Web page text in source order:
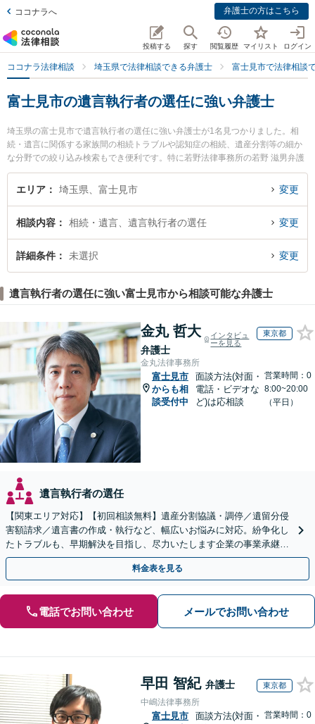
ココナラへ 弁護士の方はこちら
投稿する 探す 閲覧履歴 マイリスト ログイン
ココナラ法律相談 埼玉県で法律相談できる弁護士 富士見市で法律相談
富士見市の遺言執行者の選任に強い弁護士
埼玉県の富士見市で遺言執行者の選任に強い弁護士が1名見つかりました。相
続・遺言に関係する家族間の相続トラブルや認知症の相続、遺産分割等の細か
な分野での絞り込み検索もでき便利です。特に若野法律事務所の若野 滋男弁護
士のプロフィール情報や弁護士費用、強みなどが注目されています。『富士見
市で土日や夜間に発生した遺言執行者の選任のトラブルを今すぐに弁護士に相
弁護士に相談予約したい』などでお困りの相談者さんにおすすめです。
エリア 埼玉県、富士見市 変更
相談内容 相続・遺言、遺言執行者の選任 変更
詳細条件 未選択 変更
遺言執行者の選任に強い富士見市から相談可能な弁護士
金丸 哲大
弁護士
インタビュ
ーを見る
東京都
金丸法律事務所
富士見市
からも相
談受付中
面談方法(対面・
電話・ビデオな
ど)は応相談
営業時間：0
8:00~20:00
（平日）
遺言執行者の選任
【関東エリア対応】【初回相談無料】遺産分割協議・調停／遺留分侵
害額請求／遺言書の作成・執行など、幅広いお悩みに対応。紛争化し
たトラブルも、早期解決を目指し、尽力いたします企業の事業承継の
お悩みもご相談ください【夜間・休日面談】【電話相談可】
料金表を見る
電話でお問い合わせ メールでお問い合わせ
早田 智紀 弁護士 東京都
中嶋法律事務所
富士見市
面談方法(対面・ 営業時間：0